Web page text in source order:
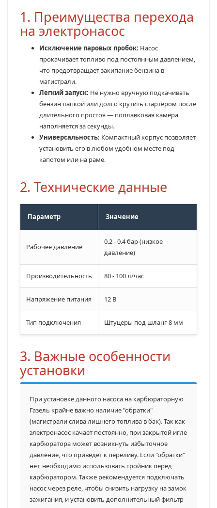
1. Преимущества перехода
на электронасос
Исключение паровых пробок: Насос
прокачивает топливо под постоянным давлением,
что предотвращает закипание бензина в
магистрали.
Легкий запуск: Не нужно вручную подкачивать
бензин лапкой или долго крутить стартером после
длительного простоя — поплавковая камера
наполняется за секунды.
Универсальность: Компактный корпус позволяет
установить его в любом удобном месте под
капотом или на раме.
2. Технические данные
Параметр Значение
Рабочее давление
0.2 - 0.4 бар (низкое
давление)
Производительность 80 - 100 л/час
Напряжение питания 12 В
Тип подключения Штуцеры под шланг 8 мм
3. Важные особенности
установки
При установке данного насоса на карбюраторную
Газель крайне важно наличие "обратки"
(магистрали слива лишнего топлива в бак). Так как
электронасос качает постоянно, при закрытой игле
карбюратора может возникнуть избыточное
давление, что приведет к переливу. Если "обратки"
нет, необходимо использовать тройник перед
карбюратором. Также рекомендуется подключать
насос через реле, чтобы снизить нагрузку на замок
зажигания, и установить дополнительный фильтр